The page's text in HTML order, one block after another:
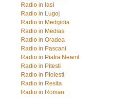
Radio in Iasi
Radio in Lugoj
Radio in Medgidia
Radio in Medias
Radio in Oradea
Radio in Pascani
Radio in Piatra Neamt
Radio in Pitesti
Radio in Ploiesti
Radio in Resita
Radio in Roman